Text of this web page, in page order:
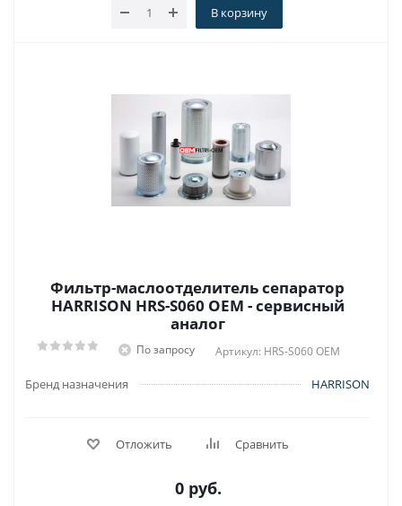
В корзину
Фильтр-маслоотделитель сепаратор
HARRISON HRS-S060 OEM - сервисный
аналог
По запросу Артикул: HRS-S060 OEM
Бренд назначения HARRISON
Отложить Сравнить
0 руб.